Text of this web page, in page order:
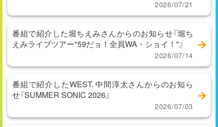
2026/07/21
番組で紹介した堀ちえみさんからのお知らせ『堀ち
えみライブツアー"59だョ！全員WA・ショイ！"』
2026/07/14
番組で紹介したWEST. 中間淳太さんからのお知ら
せ『SUMMER SONIC 2026』
2026/07/03